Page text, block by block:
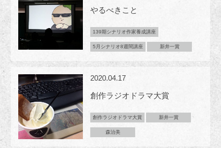
やるべきこと
139期シナリオ作家養成講座
5月シナリオ8週間講座 新井一賞
2020.04.17
創作ラジオドラマ大賞
創作ラジオドラマ大賞 新井一賞
森治美